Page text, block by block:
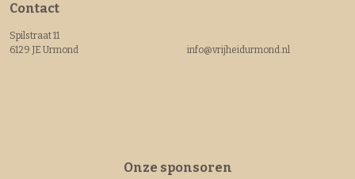
Contact
Spilstraat 11
6129 JE Urmond
info@vrijheidurmond.nl
Onze sponsoren